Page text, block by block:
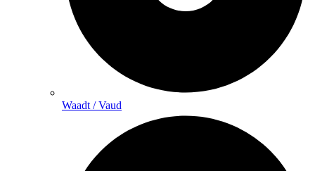
Waadt / Vaud